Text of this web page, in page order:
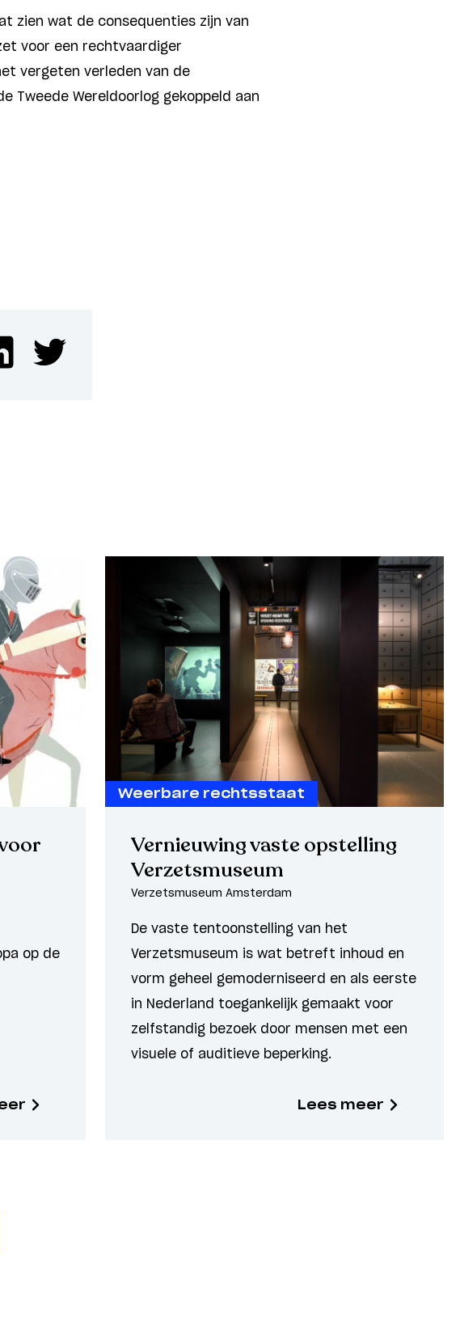
zien wat de consequenties zijn van
voor een rechtvaardiger
vergeten verleden van de
Tweede Wereldoorlog gekoppeld aan
op de
Weerbare rechtsstaat
Vernieuwing vaste opstelling
Verzetsmuseum
Verzetsmuseum Amsterdam
De vaste tentoonstelling van het
Verzetsmuseum is wat betreft inhoud en
vorm geheel gemoderniseerd en als eerste
in Nederland toegankelijk gemaakt voor
zelfstandig bezoek door mensen met een
visuele of auditieve beperking.
Lees meer